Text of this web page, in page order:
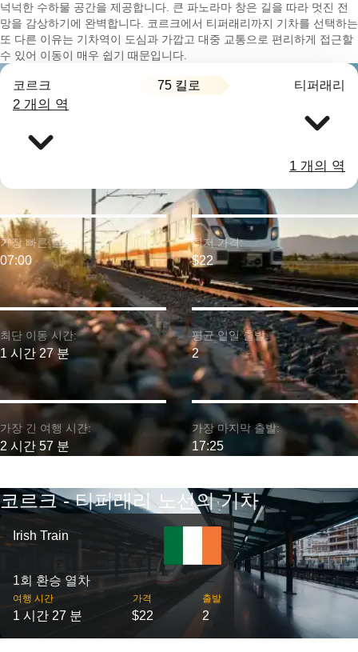
넉넉한 수하물 공간을 제공합니다. 큰 파노라마 창은 길을 따라 멋진 전
망을 감상하기에 완벽합니다. 코르크에서 티퍼래리까지 기차를 선택하는
또 다른 이유는 기차역이 도심과 가깝고 대중 교통으로 편리하게 접근할
수 있어 이동이 매우 쉽기 때문입니다.
코르크 75 킬로 티퍼래리
2 개의 역
1 개의 역
최단 이동 시간:
1 시간 27 분
가장 빠른 출발:
07:00
가장 긴 여행 시간:
2 시간 57 분
최저 가격:
$22
평균 일일 출발:
2
가장 마지막 출발:
17:25
코르크 - 티퍼래리 노선의 기차
Irish Train
1회 환승 열차
여행 시간
1 시간 27 분
가격
$22
출발
2